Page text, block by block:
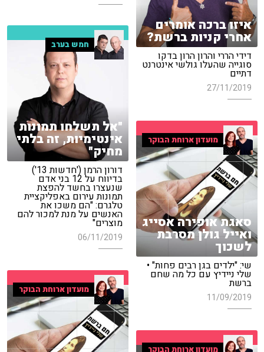
איזו ברכה אומרים
אחרי קניות ברשת?
דידי הררי והרון הרון בדקו
סוגייה שהעלו גולשי אינטרנט
דתיים
27/11/2019
חמש בערב
"אל תשלחו תמונות
אינטימיות, זה בלתי
מחיק"
דורון הרמן ('חדשות 13')
בדיווח על 12 בני אדם
שנעצרו בחשד להפצת
תמונות עירום באפליקציית
טלגרם: "הם משכו את
האנשים על מנת למכור להם
מוצרים"
06/11/2019
מועדון ארוחת הבוקר
סאגת אופירה אסייג
ואייל גולן מסרבת
לשכוך
שי: "ילדים בגן רבים פחות" •
שלי ניידיץ עם כל מה שחם
ברשת
11/09/2019
מועדון ארוחת הבוקר
מועדון ארוחת הבוקר